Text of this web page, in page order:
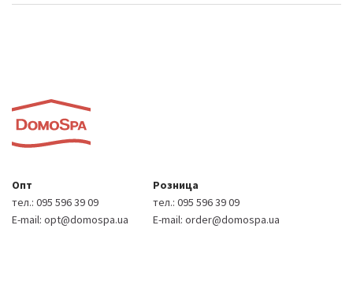
Опт
тел.: 095 596 39 09
E-mail: opt@domospa.ua
Розница
тел.: 095 596 39 09
E-mail: order@domospa.ua